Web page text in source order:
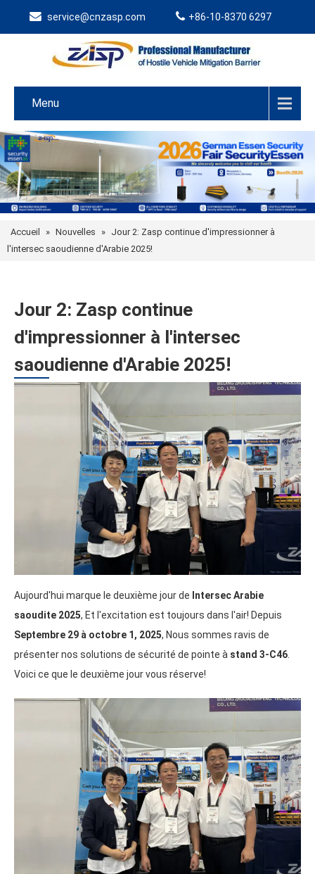
service@cnzasp.com +86-10-8370 6297
Menu
Accueil » Nouvelles » Jour 2: Zasp continue d'impressionner à
l'intersec saoudienne d'Arabie 2025!
Jour 2: Zasp continue
d'impressionner à l'intersec
saoudienne d'Arabie 2025!
Aujourd'hui marque le deuxième jour de Intersec Arabie
saoudite 2025, Et l'excitation est toujours dans l'air! Depuis
Septembre 29 à octobre 1, 2025, Nous sommes ravis de
présenter nos solutions de sécurité de pointe à stand 3-C46.
Voici ce que le deuxième jour vous réserve!